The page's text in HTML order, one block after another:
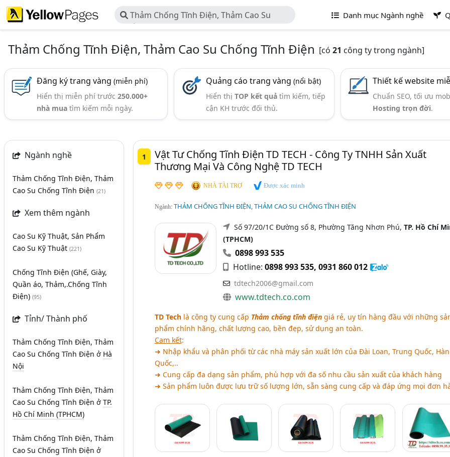
Thảm Chống Tĩnh Điện, Thảm Cao Su
Chống Tĩnh Điện
Danh mục Ngành nghề
Thảm Chống Tĩnh Điện, Thảm Cao Su Chống Tĩnh Điện [có 21 công ty trong ngành]
Đăng ký trang vàng(miễn phí)
Hiển thị miễn phí trước250.000+
nhà mua tìm kiếm mỗi ngày.
Quảng cáo trang vàng(nổi bật)
Hiển thịTOP kết quả tìm kiếm, tiếp
cận KH trước đối thủ.
Thiết kế website
Chuẩn SEO, tối ưu
Hosting trọn đời.
Ngành nghề
Thảm Chống Tĩnh Điện, Thảm
Cao Su Chống Tĩnh Điện (21)
Xem thêm ngành
Cao Su Kỹ Thuật, Sản Phẩm
Cao Su Kỹ Thuật (221)
Chống Tĩnh Điện (Ghế, Giày,
Quần áo, Thảm,.Chống Tĩnh
Điện) (95)
Tỉnh/ Thành phố
Thảm Chống Tĩnh Điện, Thảm
Cao Su Chống Tĩnh Điện ở Hà
Nội
Thảm Chống Tĩnh Điện, Thảm
Cao Su Chống Tĩnh Điện ở TP.
Hồ Chí Minh (TPHCM)
Thảm Chống Tĩnh Điện, Thảm
Cao Su Chống Tĩnh Điện ở
1
Vật Tư Chống Tĩnh Điện TD TECH - Công Ty TNHH Sản Xuất
Thương Mại Và Công Nghệ TD TECH
NHÀ TÀI TRỢ Được xác minh
Ngành: THẢM CHỐNG TĨNH ĐIỆN, THẢM CAO SU CHỐNG TĨNH ĐIỆN
Số 97/20/1C Đường số 8, Phường Tăng Nhơn Phú, TP. Hồ Chí
(TPHCM)
0898 993 535
Hotline: 0898 993 535, 0931 860 012
tdtech2006@gmail.com
www.tdtech.co.com
TD Techlà công ty cung cấp Thảm chống tĩnh điệngiá rẻ, uy tín hàng đầu với những
phẩm chính hãng, chất lượng cao, bền đẹp, sử dụng an toàn.
Cam kết:
➜ Nhập khẩu và phân phối từ các nhà máy sản xuất lớn của Đài Loan, Trung Quốc, Hàn
Quốc,..
➜ Cung cấp đa dạng sản phẩm, phù hợp với đa số nhu cầu sản xuất của khách hàng
➜ Sản phẩm luôn được lưu trữ số lượng lớn, sẵn sàng cung cấp và đáp ứng mọi đơn